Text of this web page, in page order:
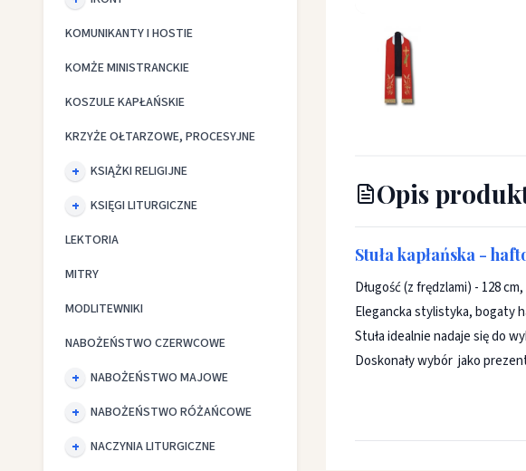
KOMUNIKANTY I HOSTIE
KOMŻE MINISTRANCKIE
KOSZULE KAPŁAŃSKIE
KRZYŻE OŁTARZOWE, PROCESYJNE
KSIĄŻKI RELIGIJNE
KSIĘGI LITURGICZNE
LEKTORIA
MITRY
MODLITEWNIKI
NABOŻEŃSTWO CZERWCOWE
NABOŻEŃSTWO MAJOWE
NABOŻEŃSTWO RÓŻAŃCOWE
NACZYNIA LITURGICZNE
Opis
Stuła kapłańska -
Długość (z frędzlami) - 128
Elegancka stylistyka, bogaty
Stuła idealnie nadaje się do
Doskonały wybór jako